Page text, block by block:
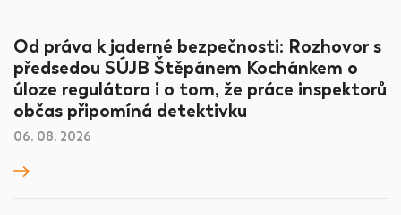
Od práva k jaderné bezpečnosti: Rozhovor s
předsedou SÚJB Štěpánem Kochánkem o
úloze regulátora i o tom, že práce inspektorů
občas připomíná detektivku
06. 08. 2026